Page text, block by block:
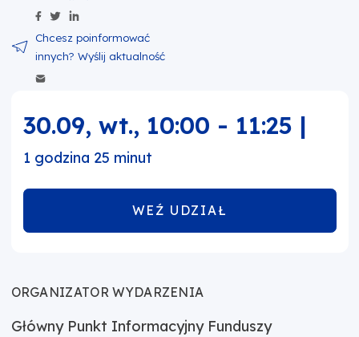
Udostępnij zawartość na Facebook
Udostępnij zawartość na Twitter
30.09, wt., 10:00 - 11:25 |
1 godzina 25 minut
WEŹ UDZIAŁ
ORGANIZATOR WYDARZENIA
Główny Punkt Informacyjny Funduszy